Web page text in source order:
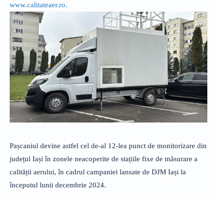
www.calitateaer.ro.
Pașcaniul devine astfel cel de-al 12-lea punct de monitorizare din
județul Iași în zonele neacoperite de stațiile fixe de măsurare a
calității aerului, în cadrul campaniei lansate de DJM Iași la
începutul lunii decembrie 2024.